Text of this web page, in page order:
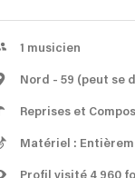
1 musicien
Nord - 59 (peut se
Reprises et
Matériel :
Profil visité 4 960